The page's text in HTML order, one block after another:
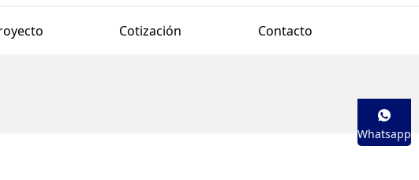
Cotización Contacto
Whatsapp